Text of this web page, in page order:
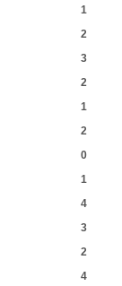
1
2
3
2
1
2
0
1
4
3
2
4